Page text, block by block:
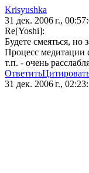
Krisyushka
31 дек. 2006 г.,
Re[Yoshi]:
Будете смеяться, но
Процесс медитации
т.п. - очень
Ответить
31 дек. 2006 г.,